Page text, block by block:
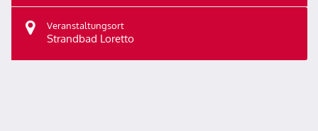
Veranstaltungsort
Strandbad Loretto